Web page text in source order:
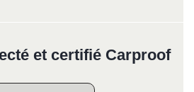
et certifié Carproof